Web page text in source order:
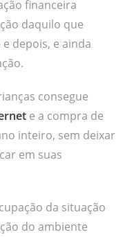
financeira
daquilo que
depois, e ainda
consegue
e a compra de
inteiro, sem deixar
em suas
da situação
do ambiente